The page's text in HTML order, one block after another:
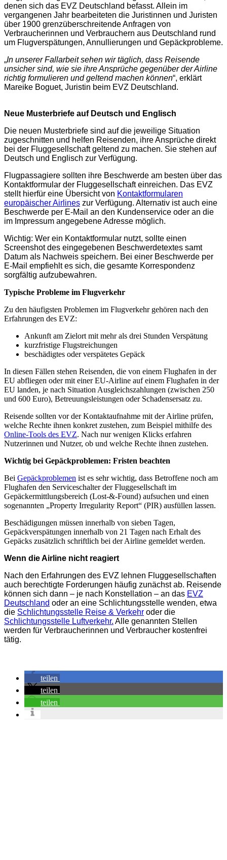
denen sich das EVZ Deutschland befasst. Allein im
vergangenen Jahr bearbeiteten die Juristinnen und Juristen
über 1900 grenzüberschreitende Anfragen von
Verbraucherinnen und Verbrauchern aus Deutschland rund
um Flugverspätungen, Annullierungen und Gepäckprobleme.
„In unserer Fallarbeit sehen wir täglich, dass Reisende
unsicher sind, wie sie ihre Ansprüche gegenüber der Airline
richtig formulieren und geltend machen können“, erklärt
Mareike Boguet, Juristin beim EVZ Deutschland.
Neue Musterbriefe auf Deutsch und Englisch
Die neuen Musterbriefe sind auf die jeweilige Situation
zugeschnitten und helfen Reisenden, ihre Ansprüche direkt
bei der Fluggesellschaft geltend zu machen. Sie stehen auf
Deutsch und Englisch zur Verfügung.
Flugpassagiere sollten ihre Beschwerde am besten über das
Kontaktformular der Fluggesellschaft einreichen. Das EVZ
stellt hierfür eine Übersicht von Kontaktformularen
europäischer Airlines zur Verfügung. Alternativ ist auch eine
Beschwerde per E-Mail an den Kundenservice oder an die
im Impressum angegebene Adresse möglich.
Wichtig: Wer ein Kontaktformular nutzt, sollte einen
Screenshot des eingegebenen Beschwerdetextes samt
Datum als Nachweis speichern. Bei einer Beschwerde per
E-Mail empfiehlt es sich, die gesamte Korrespondenz
sorgfältig aufzubewahren.
Typische Probleme im Flugverkehr
Zu den häufigsten Problemen im Flugverkehr gehören nach den
Erfahrungen des EVZ:
Ankunft am Zielort mit mehr als drei Stunden Verspätung
kurzfristige Flugstreichungen
beschädigtes oder verspätetes Gepäck
In diesen Fällen stehen Reisenden, die von einem Flughafen in der
EU abfliegen oder mit einer EU-Airline auf einem Flughafen in der
EU landen, je nach Situation Ausgleichszahlungen (zwischen 250
und 600 Euro), Betreuungsleistungen oder Schadensersatz zu.
Reisende sollten vor der Kontaktaufnahme mit der Airline prüfen,
welche Rechte ihnen konkret zustehen, zum Beispiel mithilfe des
Online-Tools des EVZ. Nach nur wenigen Klicks erfahren
Nutzerinnen und Nutzer, ob und welche Rechte ihnen zustehen.
Wichtig bei Gepäckproblemen: Fristen beachten
Bei Gepäckproblemen ist es sehr wichtig, dass Betroffene noch am
Flughafen den Serviceschalter der Fluggesellschaft im
Gepäckermittlungsbereich (Lost-&-Found) aufsuchen und einen
sogenannten „Property Irregularity Report“ (PIR) ausfüllen lassen.
Beschädigungen müssen innerhalb von sieben Tagen,
Gepäckverspätungen innerhalb von 21 Tagen nach Erhalt des
Gepäcks zusätzlich schriftlich bei der Airline gemeldet werden.
Wenn die Airline nicht reagiert
Nach den Erfahrungen des EVZ lehnen Fluggesellschaften
auch berechtigte Forderungen häufig zunächst ab. Reisende
können sich dann – je nach Konstellation – an das EVZ
Deutschland oder an eine Schlichtungsstelle wenden, etwa
die Schlichtungsstelle Reise & Verkehr oder die
Schlichtungsstelle Luftverkehr. Alle genannten Stellen
werden für Verbraucherinnen und Verbraucher kostenfrei
tätig.
teilen
teilen
teilen